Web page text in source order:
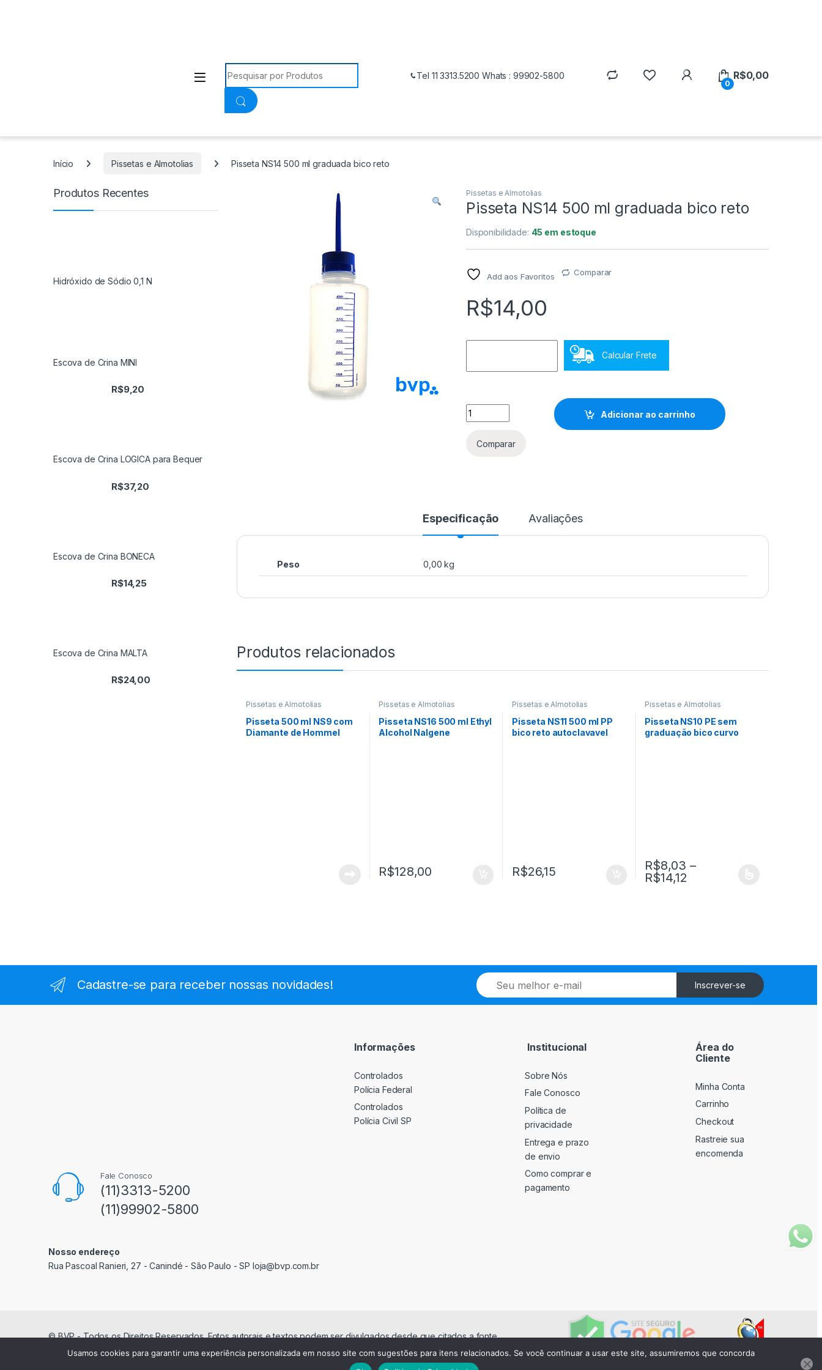
Procurar:
Tel 11 3313.5200 Whats : 99902-5800
0
R$0,00
Início Pissetas e Almotolias Pisseta NS14 500 ml graduada bico reto
Pissetas e Almotolias
Pisseta NS14 500 ml graduada bico reto
Disponibilidade: 45 em estoque
Add aos Favoritos Comparar
R$14,00
Calcular Frete
Pisseta NS14 500 ml graduada bico reto quantidade
Adicionar ao carrinho
Comparar
Especificação Avaliações
Peso 0,00 kg
Produtos relacionados
Pissetas e Almotolias
Pisseta 500 ml NS9 com
Diamante de Hommel
Pissetas e Almotolias
Pisseta NS16 500 ml Ethyl
Alcohol Nalgene
R$128,00
Pissetas e Almotolias
Pisseta NS11 500 ml PP
bico reto autoclavavel
R$26,15
Pissetas e Almotolias
Pisseta NS10 PE sem
graduação bico curvo
R$8,03 –
R$14,12
Este produto tem várias variantes. As
Produtos Recentes
Hidróxido de Sódio 0,1 N
Escova de Crina MINI
R$9,20
Escova de Crina LOGICA para Bequer
R$37,20
Escova de Crina BONECA
R$14,25
Escova de Crina MALTA
R$24,00
Cadastre-se para receber nossas novidades!
E
m
a
Inscrever-se
Fale Conosco
(11)3313-5200
(11)99902-5800
Nosso endereço
Rua Pascoal Ranieri, 27 - Canindé - São Paulo - SP loja@bvp.com.br
Informações
Controlados
Polícia Federal
Controlados
Polícia Civil SP
Institucional
Sobre Nós
Fale Conosco
Política de
privacidade
Entrega e prazo
de envio
Como comprar e
pagamento
Área do
Cliente
Minha Conta
Carrinho
Checkout
Rastreie sua
encomenda
© BVP - Todos os Direitos Reservados. Fotos autorais e textos podem ser divulgados desde que citados a fonte.
Usamos cookies para garantir uma experiência personalizada em nosso site com sugestões para itens relacionados. Se você continuar a usar este site, assumiremos que concorda